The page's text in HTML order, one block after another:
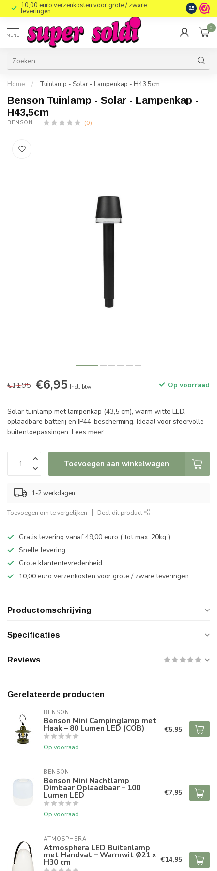
10,00 euro verzenkosten voor grote / zware
leveringen 8.5
MENU
0
Home / Tuinlamp - Solar - Lampenkap - H43,5cm
Benson Tuinlamp - Solar - Lampenkap -
H43,5cm
BENSON (0)
€11,95 €6,95 Incl. btw Op voorraad
Solar tuinlamp met lampenkap (43,5 cm), warm witte LED,
oplaadbare batterij en IP44-bescherming. Ideaal voor sfeervolle
buitentoepassingen. Lees meer.
Toevoegen aan winkelwagen
1-2 werkdagen
Toevoegen om te vergelijken Deel dit product
Gratis levering vanaf 49,00 euro ( tot max. 20kg )
Snelle levering
Grote klantentevredenheid
10,00 euro verzenkosten voor grote / zware leveringen
Productomschrijving
Specificaties
Reviews
Gerelateerde producten
BENSON
Benson Mini Campinglamp met
Haak – 80 Lumen LED (COB)
Op voorraad
€5,95
BENSON
Benson Mini Nachtlamp
Dimbaar Oplaadbaar – 100
Lumen LED
Op voorraad
€7,95
ATMOSPHERA
Atmosphera LED Buitenlamp
met Handvat – Warmwit Ø21 x
H30 cm €14,95